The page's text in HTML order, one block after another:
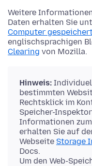
Weitere
Daten erhalten Sie
Computer
englischsprachigen
Clearing von Mozilla.
Hinweis:
bestimmten
Rechtsklick im
Speicher-
Informationen
erhalten Sie auf
Webseite Storage
Docs.
Um den Web-